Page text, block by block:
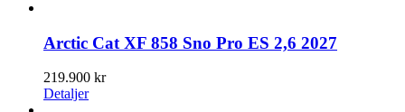
Arctic Cat XF 858 Sno Pro ES 2,6 2027
219.900 kr
Detaljer